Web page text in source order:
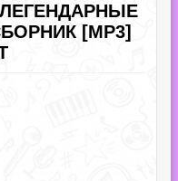
[MP3]